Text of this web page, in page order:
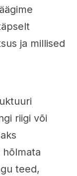
ja millised
riigi või
teed,